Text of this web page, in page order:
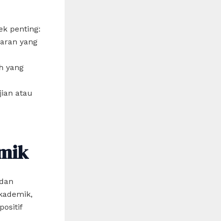
penting:
yang
yang
atau